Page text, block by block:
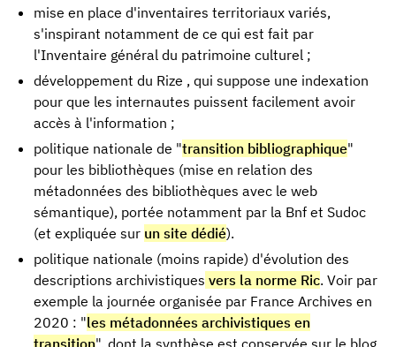
mise en place d'inventaires territoriaux variés,
s'inspirant notamment de ce qui est fait par
l'Inventaire général du patrimoine culturel ;
développement du Rize , qui suppose une indexation
pour que les internautes puissent facilement avoir
accès à l'information ;
politique nationale de "transition bibliographique"
pour les bibliothèques (mise en relation des
métadonnées des bibliothèques avec le web
sémantique), portée notamment par la Bnf et Sudoc
(et expliquée sur un site dédié).
politique nationale (moins rapide) d'évolution des
descriptions archivistiques vers la norme Ric. Voir par
exemple la journée organisée par France Archives en
2020 : "les métadonnées archivistiques en
transition", dont la synthèse est conservée sur le blog